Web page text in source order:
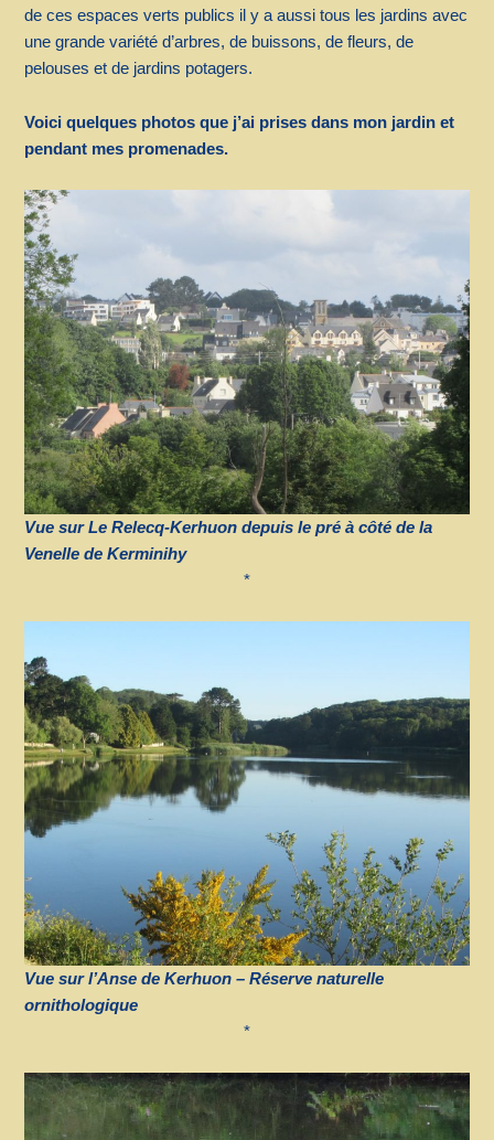
de ces espaces verts publics il y a aussi tous les jardins avec
une grande variété d’arbres, de buissons, de fleurs, de
pelouses et de jardins potagers.
Voici quelques photos que j’ai prises dans mon jardin et
pendant mes promenades.
Vue sur Le Relecq-Kerhuon depuis le pré à côté de la
Venelle de Kerminihy
*
Vue sur l’Anse de Kerhuon – Réserve naturelle
ornithologique
*